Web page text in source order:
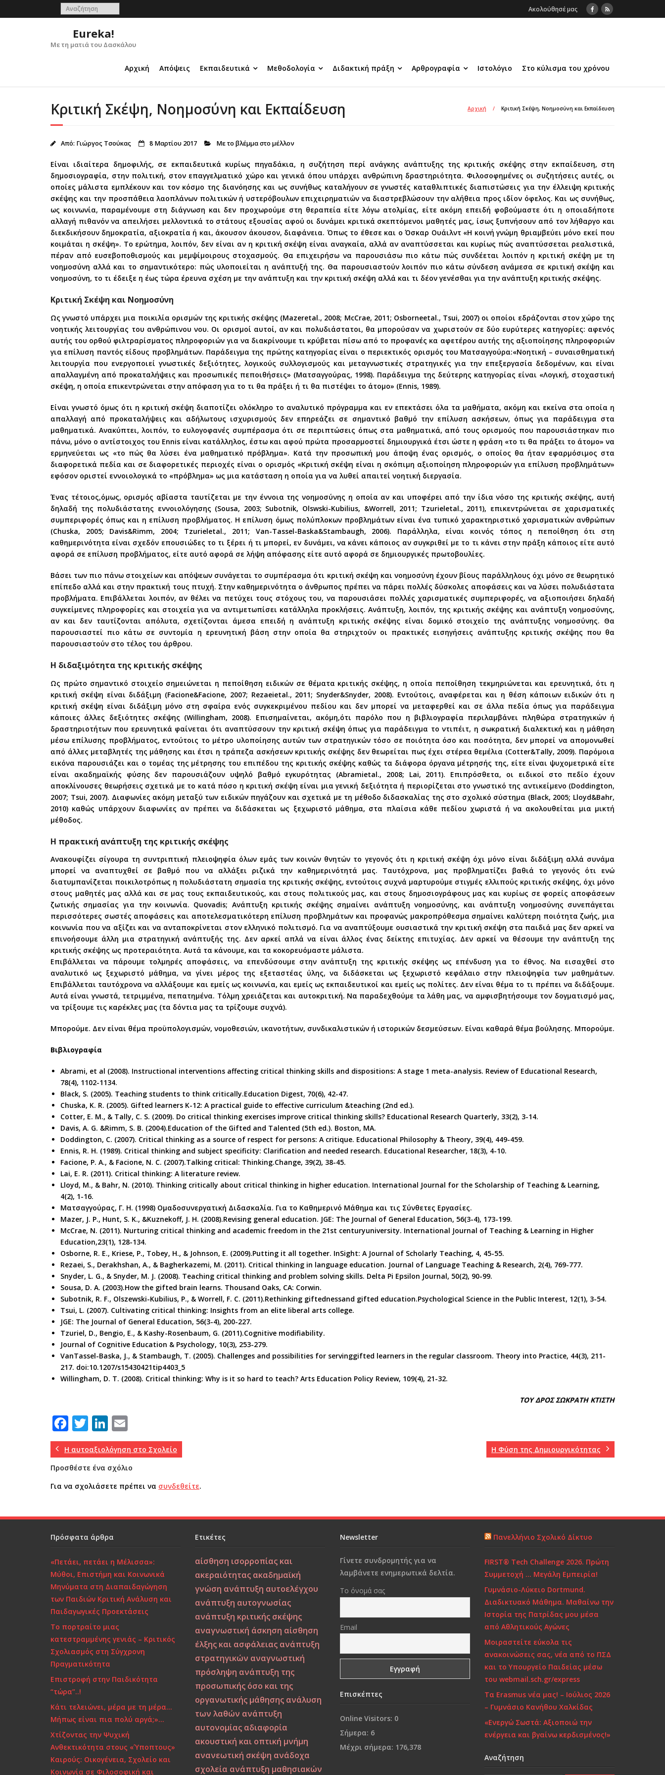
to
Ακολούθησέ μας
Eureka!
Με τη ματιά του Δασκάλου
Αρχική Απόψεις Εκπαιδευτικά Μεθοδολογία Διδακτική πράξη Αρθρογραφία Ιστολόγιο Στο κύλισμα του χρόνου
Κριτική Σκέψη, Νοημοσύνη και Εκπαίδευση Αρχική / Κριτική Σκέψη, Νοημοσύνη και Εκπαίδευση
Από: Γιώργος Τσούκας 8 Μαρτίου 2017 Με το βλέμμα στο μέλλον
Είναι ιδιαίτερα δημοφιλής, σε εκπαιδευτικά κυρίως πηγαδάκια, η συζήτηση περί ανάγκης ανάπτυξης της κριτικής σκέψης στην εκπαίδευση, στη
δημοσιογραφία, στην πολιτική, στον επαγγελματικό χώρο και γενικά όπου υπάρχει ανθρώπινη δραστηριότητα. Φιλοσοφημένες οι συζητήσεις αυτές, οι
οποίες μάλιστα εμπλέκουν και τον κόσμο της διανόησης και ως συνήθως καταλήγουν σε γνωστές καταθλιπτικές διαπιστώσεις για την έλλειψη κριτικής
σκέψης και την προσπάθεια λαοπλάνων πολιτικών ή υστερόβουλων επιχειρηματιών να διαστρεβλώσουν την αλήθεια προς ιδίον όφελος. Και ως συνήθως,
ως κοινωνία, παραμένουμε στη διάγνωση και δεν προχωρούμε στη θεραπεία είτε λόγω ατολμίας, είτε ακόμη επειδή φοβούμαστε ότι η οποιαδήποτε
αλλαγή πιθανόν να απειλήσει μελλοντικά το στάτους εξουσίας αφού οι δυνάμει κριτικά σκεπτόμενοι μαθητές μας, ίσως ξυπνήσουν από τον λήθαργο και
διεκδικήσουν δημοκρατία, αξιοκρατία ή και, άκουσον άκουσον, διαφάνεια. Όπως το έθεσε και ο Όσκαρ Ουάιλντ «Η κοινή γνώμη θριαμβεύει μόνο εκεί που
κοιμάται η σκέψη». Το ερώτημα, λοιπόν, δεν είναι αν η κριτική σκέψη είναι αναγκαία, αλλά αν αναπτύσσεται και κυρίως πώς αναπτύσσεται ρεαλιστικά,
πέραν από ευσεβοποθισμούς και μεμψίμοιρους στοχασμούς. Θα επιχειρήσω να παρουσιάσω πιο κάτω πώς συνδέεται λοιπόν η κριτική σκέψη με τη
νοημοσύνη αλλά και το σημαντικότερο: πώς υλοποιείται η ανάπτυξή της. Θα παρουσιαστούν λοιπόν πιο κάτω σύνδεση ανάμεσα σε κριτική σκέψη και
νοημοσύνη, το τι έδειξε η έως τώρα έρευνα σχέση με την ανάπτυξη και την κριτική σκέψη αλλά και τι δέον γενέσθαι για την ανάπτυξη κριτικής σκέψης.
Κριτική Σκέψη και Νοημοσύνη
Ως γνωστό υπάρχει μια ποικιλία ορισμών της κριτικής σκέψης (Mazeretal., 2008; McCrae, 2011; Osborneetal., Tsui, 2007) οι οποίοι εδράζονται στον χώρο της
νοητικής λειτουργίας του ανθρώπινου νου. Οι ορισμοί αυτοί, αν και πολυδιάστατοι, θα μπορούσαν να χωριστούν σε δύο ευρύτερες κατηγορίες: αφενός
αυτής του ορθού φιλτραρίσματος πληροφοριών για να διακρίνουμε τι κρύβεται πίσω από το προφανές κα αφετέρου αυτής της αξιοποίησης πληροφοριών
για επίλυση παντός είδους προβλημάτων. Παράδειγμα της πρώτης κατηγορίας είναι ο περιεκτικός ορισμός του Ματσαγγούρα:«Νοητική – συναισθηματική
λειτουργία που ενεργοποιεί γνωστικές δεξιότητες, λογικούς συλλογισμούς και μεταγνωστικές στρατηγικές για την επεξεργασία δεδομένων, και είναι
απαλλαγμένη από προκαταλήψεις και προσωπικές πεποιθήσεις» (Ματσαγγούρας, 1998). Παράδειγμα της δεύτερης κατηγορίας είναι «Λογική, στοχαστική
σκέψη, η οποία επικεντρώνεται στην απόφαση για το τι θα πράξει ή τι θα πιστέψει το άτομο» (Ennis, 1989).
Είναι γνωστό όμως ότι η κριτική σκέψη διαποτίζει ολόκληρο το αναλυτικό πρόγραμμα και εν επεκτάσει όλα τα μαθήματα, ακόμη και εκείνα στα οποία η
απαλλαγή από προκαταλήψεις και αδήλωτους ισχυρισμούς δεν επηρεάζει σε σημαντικό βαθμό την επίλυση ασκήσεων, όπως για παράδειγμα στα
μαθηματικά. Ανακύπτει, λοιπόν, το ευλογοφανές συμπέρασμα ότι σε περιπτώσεις όπως στα μαθηματικά, από τους ορισμούς που παρουσιάστηκαν πιο
πάνω, μόνο ο αντίστοιχος του Ennis είναι κατάλληλος, έστω και αφού πρώτα προσαρμοστεί δημιουργικά έτσι ώστε η φράση «το τι θα πράξει το άτομο» να
ερμηνεύεται ως «το πώς θα λύσει ένα μαθηματικό πρόβλημα». Κατά την προσωπική μου άποψη ένας ορισμός, ο οποίος θα ήταν εφαρμόσιμος στα
διαφορετικά πεδία και σε διαφορετικές περιοχές είναι ο ορισμός «Κριτική σκέψη είναι η σκόπιμη αξιοποίηση πληροφοριών για επίλυση προβλημάτων»
εφόσον οριστεί εννοιολογικά το «πρόβλημα» ως μια κατάσταση η οποία για να λυθεί απαιτεί νοητική διεργασία.
Ένας τέτοιος,όμως, ορισμός αβίαστα ταυτίζεται με την έννοια της νοημοσύνης η οποία αν και υποφέρει από την ίδια νόσο της κριτικής σκέψης, αυτή
δηλαδή της πολυδιάστατης εννοιολόγησης (Sousa, 2003; Subotnik, Olswski-Kubilius, &Worrell, 2011; Tzurieletal., 2011), επικεντρώνεται σε χαρισματικές
συμπεριφορές όπως και η επίλυση προβλήματος. Η επίλυση όμως πολύπλοκων προβλημάτων είναι ένα τυπικό χαρακτηριστικό χαρισματικών ανθρώπων
(Chuska, 2005; Davis&Rimm, 2004; Tzurieletal., 2011; Van-Tassel-Baska&Stambaugh, 2006). Παράλληλα, είναι κοινός τόπος η πεποίθηση ότι στη
καθημερινότητα είναι σχεδόν επουσιώδες το τι ξέρει ή τι μπορεί, εν δυνάμει, να κάνει κάποιος αν συγκριθεί με το τι κάνει στην πράξη κάποιος είτε αυτό
αφορά σε επίλυση προβλήματος, είτε αυτό αφορά σε λήψη απόφασης είτε αυτό αφορά σε δημιουργικές πρωτοβουλίες.
Βάσει των πιο πάνω στοιχείων και απόψεων συνάγεται το συμπέρασμα ότι κριτική σκέψη και νοημοσύνη έχουν βίους παράλληλους όχι μόνο σε θεωρητικό
επίπεδο αλλά και στην πρακτική τους πτυχή. Στην καθημερινότητα ο άνθρωπος πρέπει να πάρει πολλές δύσκολες αποφάσεις και να λύσει πολυδιάστατα
προβλήματα. Επιβάλλεται λοιπόν, αν θέλει να πετύχει τους στόχους του, να παρουσιάσει πολλές χαρισματικές συμπεριφορές, να αξιοποιήσει δηλαδή
συγκείμενες πληροφορίες και στοιχεία για να αντιμετωπίσει κατάλληλα προκλήσεις. Ανάπτυξη, λοιπόν, της κριτικής σκέψης και ανάπτυξη νοημοσύνης,
αν και δεν ταυτίζονται απόλυτα, σχετίζονται άμεσα επειδή η ανάπτυξη κριτικής σκέψης είναι δομικό στοιχείο της ανάπτυξης νοημοσύνης. Θα
παρουσιαστεί πιο κάτω σε συντομία η ερευνητική βάση στην οποία θα στηριχτούν οι πρακτικές εισηγήσεις ανάπτυξης κριτικής σκέψης που θα
παρουσιαστούν στο τέλος του άρθρου.
Η διδαξιμότητα της κριτικής σκέψης
Ως πρώτο σημαντικό στοιχείο σημειώνεται η πεποίθηση ειδικών σε θέματα κριτικής σκέψης, η οποία πεποίθηση τεκμηριώνεται και ερευνητικά, ότι η
κριτική σκέψη είναι διδάξιμη (Facione&Facione, 2007; Rezaeietal., 2011; Snyder&Snyder, 2008). Εντούτοις, αναφέρεται και η θέση κάποιων ειδικών ότι η
κριτική σκέψη είναι διδάξιμη μόνο στη σφαίρα ενός συγκεκριμένου πεδίου και δεν μπορεί να μεταφερθεί και σε άλλα πεδία όπως για παράδειγμα
κάποιες άλλες δεξιότητες σκέψης (Willingham, 2008). Επισημαίνεται, ακόμη,ότι παρόλο που η βιβλιογραφία περιλαμβάνει πληθώρα στρατηγικών ή
δραστηριοτήτων που ερευνητικά φαίνεται ότι αναπτύσσουν την κριτική σκέψη όπως για παράδειγμα το ντιπέιτ, η σωκρατική διαλεκτική και η μάθηση
μέσω επίλυσης προβλήματος, εντούτοις το μέτρο υλοποίησης αυτών των στρατηγικών τόσο σε ποιότητα όσο και ποσότητα, δεν μπορεί να απομονωθεί
από άλλες μεταβλητές της μάθησης και έτσι η τράπεζα ασκήσεων κριτικής σκέψης δεν θεωρείται πως έχει στέρεα θεμέλια (Cotter&Tally, 2009). Παρόμοια
εικόνα παρουσιάζει και ο τομέας της μέτρησης του επιπέδου της κριτικής σκέψης καθώς τα διάφορα όργανα μέτρησής της, είτε είναι ψυχομετρικά είτε
είναι ακαδημαϊκής φύσης δεν παρουσιάζουν υψηλό βαθμό εγκυρότητας (Abramietal., 2008; Lai, 2011). Επιπρόσθετα, οι ειδικοί στο πεδίο έχουν
αποκλίνουσες θεωρήσεις σχετικά με το κατά πόσο η κριτική σκέψη είναι μια γενική δεξιότητα ή περιορίζεται στο γνωστικό της αντικείμενο (Doddington,
2007; Tsui, 2007). Διαφωνίες ακόμη μεταξύ των ειδικών πηγάζουν και σχετικά με τη μέθοδο διδασκαλίας της στο σχολικό σύστημα (Black, 2005; Lloyd&Bahr,
2010) καθώς υπάρχουν διαφωνίες αν πρέπει να διδάσκεται ως ξεχωριστό μάθημα, στα πλαίσια κάθε πεδίου χωριστά ή να ακολουθείται μια μικτή
μέθοδος.
Η πρακτική ανάπτυξη της κριτικής σκέψης
Ανακουφίζει σίγουρα τη συντριπτική πλειοψηφία όλων εμάς των κοινών θνητών το γεγονός ότι η κριτική σκέψη όχι μόνο είναι διδάξιμη αλλά συνάμα
μπορεί να αναπτυχθεί σε βαθμό που να αλλάξει ριζικά την καθημερινότητά μας. Ταυτόχρονα, μας προβληματίζει βαθιά το γεγονός ότι ενώ
διατυμπανίζεται ποικιλοτρόπως η πολυδιάστατη σημασία της κριτικής σκέψης, εντούτοις συχνά μαρτυρούμε στιγμές ελλιπούς κριτικής σκέψης, όχι μόνο
στους μαθητές μας αλλά και σε μας τους εκπαιδευτικούς, και στους πολιτικούς μας, και στους δημοσιογράφους μας και κυρίως σε φορείς αποφάσεων
ζωτικής σημασίας για την κοινωνία. Quovadis; Ανάπτυξη κριτικής σκέψης σημαίνει ανάπτυξη νοημοσύνης, και ανάπτυξη νοημοσύνης συνεπάγεται
περισσότερες σωστές αποφάσεις και αποτελεσματικότερη επίλυση προβλημάτων και προφανώς μακροπρόθεσμα σημαίνει καλύτερη ποιότητα ζωής, μια
κοινωνία που να αξίζει και να ανταποκρίνεται στον ελληνικό πολιτισμό. Για να αναπτύξουμε ουσιαστικά την κριτική σκέψη στα παιδιά μας δεν αρκεί να
επινοήσουμε άλλη μια στρατηγική ανάπτυξής της. Δεν αρκεί απλά να είναι άλλος ένας δείκτης επιτυχίας. Δεν αρκεί να θέσουμε την ανάπτυξη της
κριτικής σκέψης ως προτεραιότητα. Αυτά τα κάνουμε, και τα κοκορευόμαστε μάλιστα.
Επιβάλλεται να πάρουμε τολμηρές αποφάσεις, να επενδύσουμε στην ανάπτυξη της κριτικής σκέψης ως επένδυση για το έθνος. Να εισαχθεί στο
αναλυτικό ως ξεχωριστό μάθημα, να γίνει μέρος της εξεταστέας ύλης, να διδάσκεται ως ξεχωριστό κεφάλαιο στην πλειοψηφία των μαθημάτων.
Επιβάλλεται ταυτόχρονα να αλλάξουμε και εμείς ως κοινωνία, και εμείς ως εκπαιδευτικοί και εμείς ως πολίτες. Δεν είναι θέμα το τι πρέπει να διδάξουμε.
Αυτά είναι γνωστά, τετριμμένα, πεπατημένα. Τόλμη χρειάζεται και αυτοκριτική. Να παραδεχθούμε τα λάθη μας, να αμφισβητήσουμε τον δογματισμό μας,
να τρίξουμε τις καρέκλες μας (τα δόντια μας τα τρίζουμε συχνά).
Μπορούμε. Δεν είναι θέμα προϋπολογισμών, νομοθεσιών, ικανοτήτων, συνδικαλιστικών ή ιστορικών δεσμεύσεων. Είναι καθαρά θέμα βούλησης. Μπορούμε.
Βιβλιογραφία
Abrami, et al (2008). Instructional interventions affecting critical thinking skills and dispositions: A stage 1 meta-analysis. Review of Educational Research,
78(4), 1102-1134.
Black, S. (2005). Teaching students to think critically.Education Digest, 70(6), 42-47.
Chuska, K. R. (2005). Gifted learners K-12: A practical guide to effective curriculum &teaching (2nd ed.).
Cotter, E. M., & Tally, C. S. (2009). Do critical thinking exercises improve critical thinking skills? Educational Research Quarterly, 33(2), 3-14.
Davis, A. G. &Rimm, S. B. (2004).Education of the Gifted and Talented (5th ed.). Boston, MA.
Doddington, C. (2007). Critical thinking as a source of respect for persons: A critique. Educational Philosophy & Theory, 39(4), 449-459.
Ennis, R. H. (1989). Critical thinking and subject specificity: Clarification and needed research. Educational Researcher, 18(3), 4-10.
Facione, P. A., & Facione, N. C. (2007).Talking critical: Thinking.Change, 39(2), 38-45.
Lai, E. R. (2011). Critical thinking: A literature review.
Lloyd, M., & Bahr, N. (2010). Thinking critically about critical thinking in higher education. International Journal for the Scholarship of Teaching & Learning,
4(2), 1-16.
Ματσαγγούρας, Γ. Η. (1998) Ομαδοσυνεργατική Διδασκαλία. Για το Καθημερινό Μάθημα και τις Σύνθετες Εργασίες.
Mazer, J. P., Hunt, S. K., &Kuznekoff, J. H. (2008).Revising general education. JGE: The Journal of General Education, 56(3-4), 173-199.
McCrae, N. (2011). Nurturing critical thinking and academic freedom in the 21st centuryuniversity. International Journal of Teaching & Learning in Higher
Education,23(1), 128-134.
Osborne, R. E., Kriese, P., Tobey, H., & Johnson, E. (2009).Putting it all together. InSight: A Journal of Scholarly Teaching, 4, 45-55.
Rezaei, S., Derakhshan, A., & Bagherkazemi, M. (2011). Critical thinking in language education. Journal of Language Teaching & Research, 2(4), 769-777.
Snyder, L. G., & Snyder, M. J. (2008). Teaching critical thinking and problem solving skills. Delta Pi Epsilon Journal, 50(2), 90-99.
Sousa, D. A. (2003).How the gifted brain learns. Thousand Oaks, CA: Corwin.
Subotnik, R. F., Olszewski-Kubilius, P., & Worrell, F. C. (2011).Rethinking giftednessand gifted education.Psychological Science in the Public Interest, 12(1), 3-54.
Tsui, L. (2007). Cultivating critical thinking: Insights from an elite liberal arts college.
JGE: The Journal of General Education, 56(3-4), 200-227.
Tzuriel, D., Bengio, E., & Kashy-Rosenbaum, G. (2011).Cognitive modifiability.
Journal of Cognitive Education & Psychology, 10(3), 253-279.
VanTassel-Baska, J., & Stambaugh, T. (2005). Challenges and possibilities for servinggifted learners in the regular classroom. Theory into Practice, 44(3), 211-
217. doi:10.1207/s15430421tip4403_5
Willingham, D. T. (2008). Critical thinking: Why is it so hard to teach? Arts Education Policy Review, 109(4), 21-32.
ΤΟΥ ΔΡΟΣ ΣΩΚΡΑΤΗ ΚΤΙΣΤΗ
F
a
c
e
b
o
k
T
w
it
te
r
Li
n
k
e
dI
m
ai
l
Η αυτοαξιολόγηση στο Σχολείο
Η Φύση της Δημιουργικότητας
Προσθέστε ένα σχόλιο
Για να σχολιάσετε πρέπει να συνδεθείτε.
Πρόσφατα άρθρα
«Πετάει, πετάει η Μέλισσα»:
Μύθοι, Επιστήμη και Κοινωνικά
Μηνύματα στη Διαπαιδαγώγηση
των Παιδιών Κριτική Ανάλυση και
Παιδαγωγικές Προεκτάσεις
Το πορτραίτο μιας
κατεστραμμένης γενιάς – Κριτικός
Σχολιασμός στη Σύγχρονη
Πραγματικότητα
Επιστροφή στην Παιδικότητα
“τώρα”..!
Κάτι τελειώνει, μέρα με τη μέρα…
Μήπως είναι πια πολύ αργά;»…
Χτίζοντας την Ψυχική
Ανθεκτικότητα στους «Ύποπτους»
Καιρούς: Οικογένεια, Σχολείο και
Κοινωνία σε Φιλοσοφική και
Ετικέτες
αίσθηση ισορροπίας και
ακεραιότητας ακαδημαϊκή
γνώση ανάπτυξη αυτοελέγχου
ανάπτυξη αυτογνωσίας
ανάπτυξη κριτικής σκέψης
αναγνωστική άσκηση αίσθηση
έλξης και ασφάλειας ανάπτυξη
στρατηγικών αναγνωστική
πρόσληψη ανάπτυξη της
προσωπικής όσο και της
οργανωτικής μάθησης ανάλυση
των λαθών ανάπτυξη
αυτονομίας αδιαφορία
ακουστική και οπτική μνήμη
ανανεωτική σκέψη ανάδοχα
σχολεία ανάπτυξη μαθησιακών
Newsletter
Γίνετε συνδρομητής για να
λαμβάνετε ενημερωτικά δελτία.
Το όνομά σας
Email
Επισκέπτες
Online Visitors: 0
Σήμερα: 6
Μέχρι σήμερα: 176,378
Πανελλήνιο Σχολικό Δίκτυο
FIRST® Tech Challenge 2026. Πρώτη
Συμμετοχή … Μεγάλη Εμπειρία!
Γυμνάσιο-Λύκειο Dortmund.
Διαδικτυακό Μάθημα. Μαθαίνω την
Ιστορία της Πατρίδας μου μέσα
από Αθλητικούς Αγώνες
Μοιραστείτε εύκολα τις
ανακοινώσεις σας, νέα από το ΠΣΔ
και το Υπουργείο Παιδείας μέσω
του webmail.sch.gr/express
Τα Erasmus νέα μας! – Ιούλιος 2026
– Γυμνάσιο Κανήθου Χαλκίδας
«Ενεργώ Σωστά: Αξιοποιώ την
ενέργεια και βγαίνω κερδισμένος!»
Αναζήτηση